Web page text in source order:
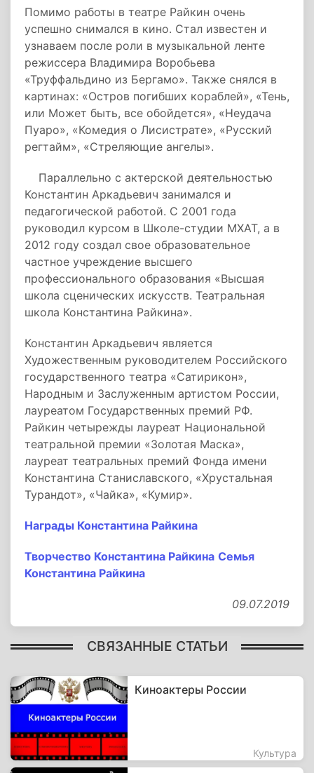
Помимо работы в театре Райкин очень
успешно снимался в кино. Стал известен и
узнаваем после роли в музыкальной ленте
режиссера Владимира Воробьева
«Труффальдино из Бергамо». Также снялся в
картинах: «Остров погибших кораблей», «Тень,
или Может быть, все обойдется», «Неудача
Пуаро», «Комедия о Лисистрате», «Русский
регтайм», «Стреляющие ангелы».
Параллельно с актерской деятельностью
Константин Аркадьевич занимался и
педагогической работой. С 2001 года
руководил курсом в Школе-студии МХАТ, а в
2012 году создал свое образовательное
частное учреждение высшего
профессионального образования «Высшая
школа сценических искусств. Театральная
школа Константина Райкина».
Константин Аркадьевич является
Художественным руководителем Российского
государственного театра «Сатирикон»,
Народным и Заслуженным артистом России,
лауреатом Государственных премий РФ.
Райкин четырежды лауреат Национальной
театральной премии «Золотая Маска»,
лауреат театральных премий Фонда имени
Константина Станиславского, «Хрустальная
Турандот», «Чайка», «Кумир».
Награды Константина Райкина
Творчество Константина Райкина Семья
Константина Райкина
09.07.2019
СВЯЗАННЫЕ СТАТЬИ
Киноактеры России
Культура